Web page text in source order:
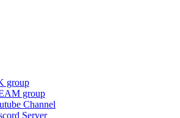
group
group
Channel
Server